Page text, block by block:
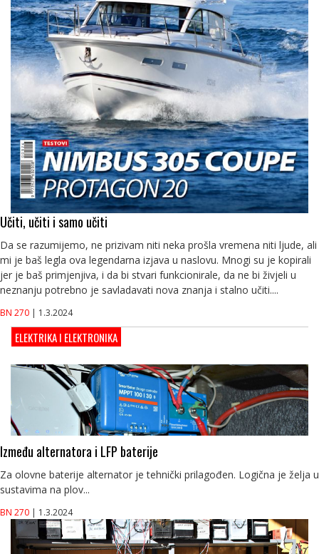
Učiti, učiti i samo učiti
Da se razumijemo, ne prizivam niti neka prošla vremena niti ljude, ali
mi je baš legla ova legendarna izjava u naslovu. Mnogi su je kopirali
jer je baš primjenjiva, i da bi stvari funkcionirale, da ne bi živjeli u
neznanju potrebno je savladavati nova znanja i stalno učiti....
BN 270 | 1.3.2024
ELEKTRIKA I ELEKTRONIKA
Između alternatora i LFP baterije
Za olovne baterije alternator je tehnički prilagođen. Logična je želja u
sustavima na plov...
BN 270 | 1.3.2024